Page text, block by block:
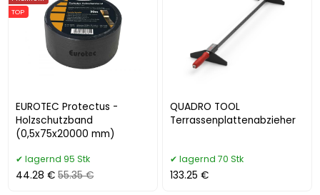
EUROTEC Protectus -
Holzschutzband
(0,5x75x20000 mm)
TOP
lagernd 95 Stk
44.28 € 55.35 €
QUADRO TOOL
Terrassenplattenabzieher
lagernd 70 Stk
133.25 €